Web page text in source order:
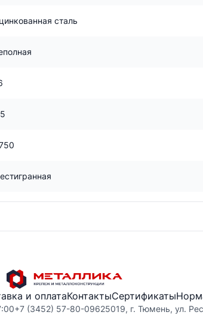
сталь
и оплатаКонтактыСертификаты
+7 (3452) 57-80-09625019, г. Тюмень, ул.